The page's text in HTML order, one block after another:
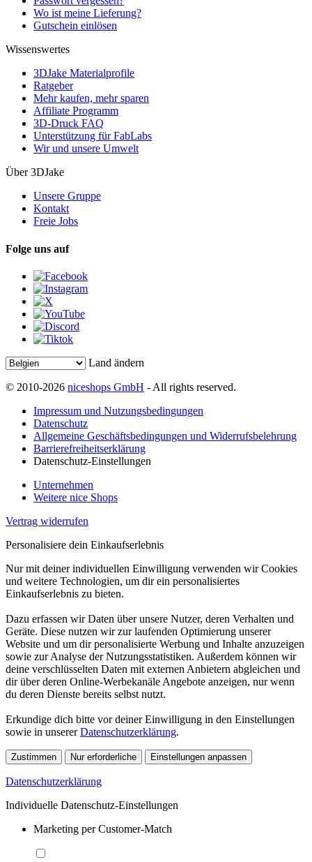
Wo ist meine Lieferung?
Gutschein einlösen
Wissenswertes
3DJake Materialprofile
Ratgeber
Mehr kaufen, mehr sparen
Affiliate Programm
3D-Druck FAQ
Unterstützung für FabLabs
Wir und unsere Umwelt
Über 3DJake
Unsere Gruppe
Kontakt
Freie Jobs
Folge uns auf
Land ändern
© 2010-2026 niceshops GmbH - All rights reserved.
Impressum und Nutzungsbedingungen
Datenschutz
Allgemeine Geschäftsbedingungen und Widerrufsbelehrung
Barrierefreiheitserklärung
Datenschutz-Einstellungen
Unternehmen
Weitere nice Shops
Vertrag widerrufen
Personalisiere dein Einkaufserlebnis
Nur mit deiner individuellen Einwilligung verwenden wir Cookies
und weitere Technologien, um dir ein personalisiertes
Einkaufserlebnis zu bieten.
Dazu erfassen wir Daten über unsere Nutzer, deren Verhalten und
Geräte. Diese nutzen wir zur laufenden Optimierung unserer
Website und um dir personalisierte Werbung und Inhalte anzuzeigen
sowie zur Analyse der Nutzungsstatistiken. Außerdem können wir
deine verschlüsselten Daten mit externen Anbietern abgleichen und
dir über deren Online-Werbekanäle Angebote anzeigen, nur wenn
du deren Dienste bereits selbst nutzt.
Erkundige dich bitte vor deiner Einwilligung in den Einstellungen
sowie in unsererDatenschutzerklärung.
Zustimmen Nur erforderliche Einstellungen anpassen
Datenschutzerklärung
Individuelle Datenschutz-Einstellungen
Marketing per Customer-Match